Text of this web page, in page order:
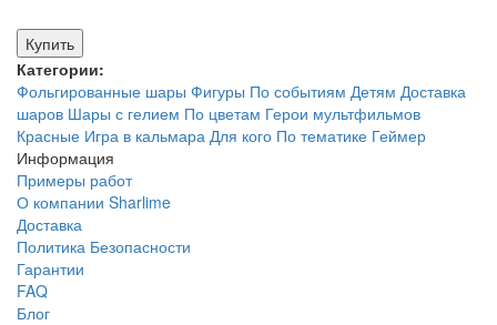
Купить
Категории:
Фольгированные шары Фигуры По событиям Детям Доставка
шаров Шары с гелием По цветам Герои мультфильмов
Красные Игра в кальмара Для кого По тематике Геймер
Информация
Примеры работ
О компании Sharlime
Доставка
Политика Безопасности
Гарантии
FAQ
Блог